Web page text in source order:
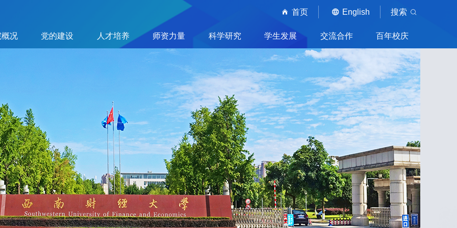
首页 English 搜索
况 党的建设 人才培养 师资力量 科学研究 学生发展 交流合作 百年校庆